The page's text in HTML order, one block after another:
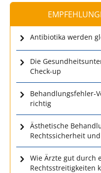
Antibiotika werden
Die
Check-up
Behandlungsfehler-
richtig
Ästhetische
Rechtssicherheit
Wie Ärzte gut durch
Rechtsstreitigkeiten